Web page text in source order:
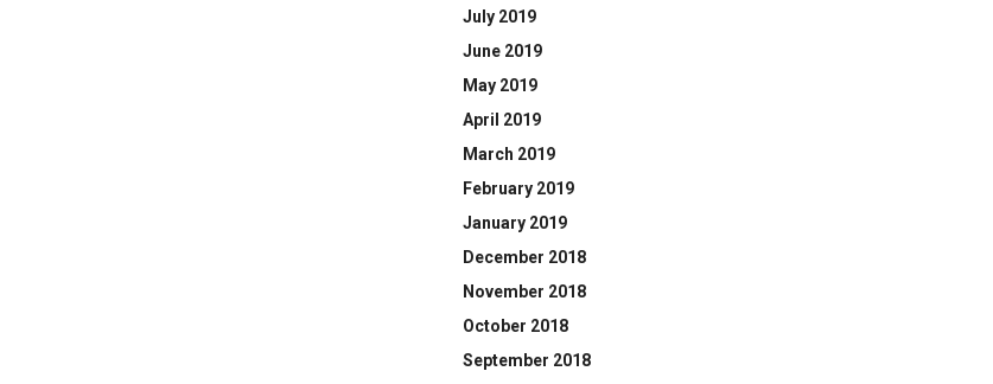
July 2019
June 2019
May 2019
April 2019
March 2019
February 2019
January 2019
December 2018
November 2018
October 2018
September 2018